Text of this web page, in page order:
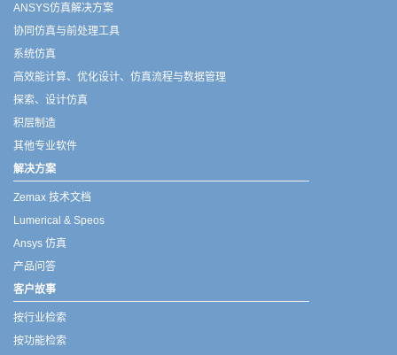
ANSYS仿真解决方案
协同仿真与前处理工具
系统仿真
高效能计算、优化设计、仿真流程与数据管理
探索、设计仿真
积层制造
其他专业软件
解决方案
Zemax 技术文档
Lumerical & Speos
Ansys 仿真
产品问答
客户故事
按行业检索
按功能检索